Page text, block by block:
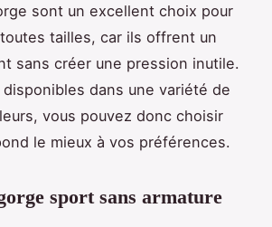
sont un excellent choix pour
tailles, car ils offrent un
sans créer une pression inutile.
dans une variété de
vous pouvez donc choisir
le mieux à vos préférences.
sport sans armature